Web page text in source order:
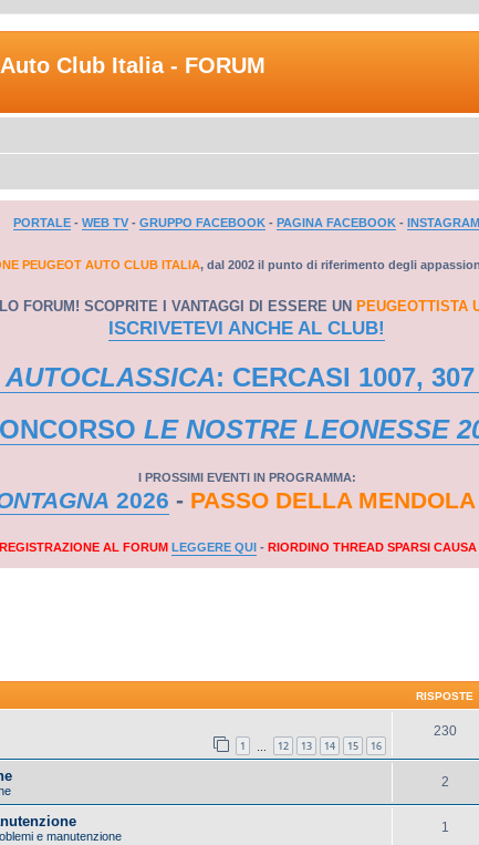
Club Italia - FORUM
PORTALE - WEB TV - GRUPPO FACEBOOK - PAGINA FACEBOOK - INSTAGRAM
PEUGEOT AUTO CLUB ITALIA, dal 2002 il punto di riferimento degli
FORUM! SCOPRITE I VANTAGGI DI ESSERE UN PEUGEOTTISTA
ISCRIVETEVI ANCHE AL CLUB!
: CERCASI 1007,
LE NOSTRE LEONESSE
I PROSSIMI EVENTI IN PROGRAMMA:
2026 - PASSO DELLA
AL FORUM LEGGERE QUI - RIORDINO THREAD SPARSI
RISPOSTE
1 12 13 14 15 16
230
2
e manutenzione
1